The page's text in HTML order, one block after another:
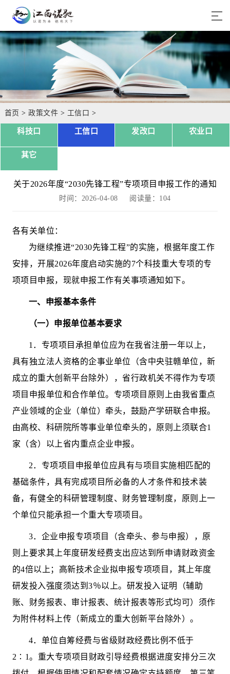
首页 >政策文件 > 工信口 >
科技口 工信口 发改口 农业口
其它
关于2026年度“2030先锋工程”专项项目申报工作的通知
时间：2026-04-08 阅读量： 104
各有关单位 ：
为继续推进“2030先锋工程”的实施，根据年度工作
安排，开展2026年度启动实施的7个科技重大专项的专
项项目申报， 现就申报工作有关事项通知如下。
一、申报基本条件
（一）申报单位基本要求
1 ． 专项项目承担单位应为在我省注册一年以上，
具有独立法人资格的企事业单位（含中央驻赣单位 ，新
成立的重大创新平台除外），省行政机关不得作为专项
项目 申报单位和合作单位。 专项项目 原则上由我省重点
产业领域的企业（单位）牵头，鼓励产学研联合申报。
由高校、科研院所等事业单位牵头的，原则上须联合1
家（含）以上省内重点企业申报。
2． 专项项目 申报单位应具有与项目 实施相匹配的
基础条件，具有完成项目 所必备的人才条件和技术装
备， 有健全的科研管理制度、财务管理制度， 原则上一
个单位只能承担一个重大专项项目。
3．企业申报专项项目（含牵头、参与申报）
，原
则上要求其上年度研发经费支出应达到所申请财政资金
的4倍以上；高新技术企业拟申报专项项目 ，其上年度
研发投入强度须达到3％以上。研发投入证明（辅助
账、财务报表、审计报表、统计报表等形式均可）须作
为附件材料上传 （新成立的重大创新平台除外）。
4． 单位 自筹经费与省级财政经费比例 不低于
2 ∶ 1。 重大专项项目 财政引导经费根据进度安排分三次